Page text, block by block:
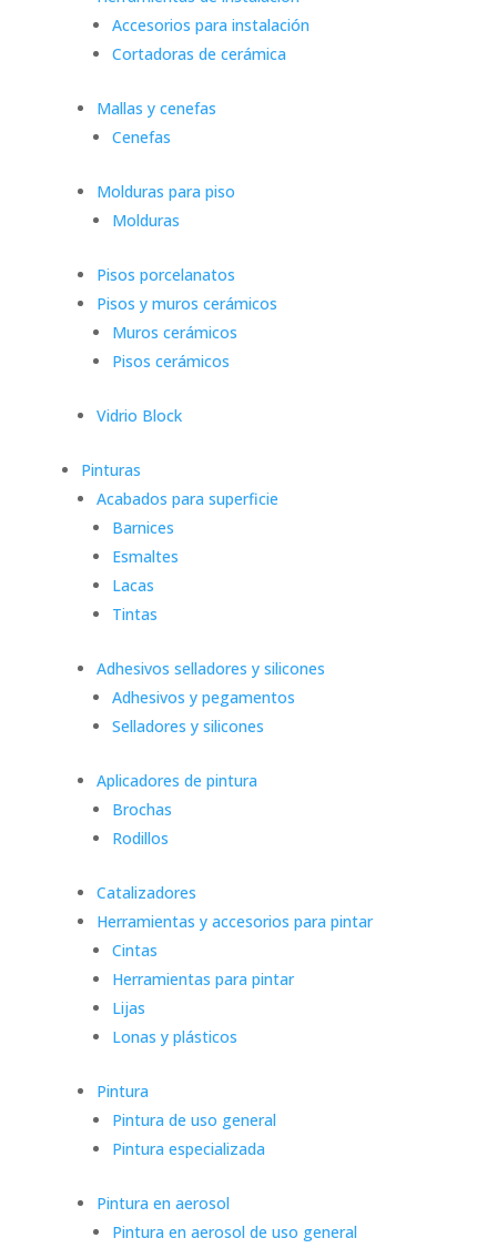
Accesorios para instalación
Cortadoras de cerámica
Mallas y cenefas
Cenefas
Molduras para piso
Molduras
Pisos porcelanatos
Pisos y muros cerámicos
Muros cerámicos
Pisos cerámicos
Vidrio Block
Pinturas
Acabados para superficie
Barnices
Esmaltes
Lacas
Tintas
Adhesivos selladores y silicones
Adhesivos y pegamentos
Selladores y silicones
Aplicadores de pintura
Brochas
Rodillos
Catalizadores
Herramientas y accesorios para pintar
Cintas
Herramientas para pintar
Lijas
Lonas y plásticos
Pintura
Pintura de uso general
Pintura especializada
Pintura en aerosol
Pintura en aerosol de uso general